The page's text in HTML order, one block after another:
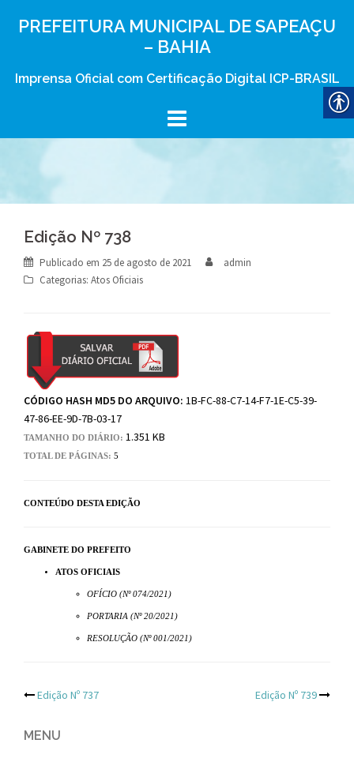
PREFEITURA MUNICIPAL DE SAPEAÇU
– BAHIA
Imprensa Oficial com Certificação Digital ICP-BRASIL
Edição Nº 738
Publicado em 25 de agosto de 2021
admin
Categorias: Atos Oficiais
CÓDIGO HASH MD5 DO ARQUIVO: 1B-FC-88-C7-14-F7-1E-C5-39-
47-86-EE-9D-7B-03-17
TAMANHO DO DIÁRIO: 1.351 KB
TOTAL DE PÁGINAS: 5
CONTEÚDO DESTA EDIÇÃO
GABINETE DO PREFEITO
ATOS OFICIAIS
OFÍCIO (Nº 074/2021)
PORTARIA (Nº 20/2021)
RESOLUÇÃO (Nº 001/2021)
Post
navigation
Edição Nº 737 Edição Nº 739
MENU